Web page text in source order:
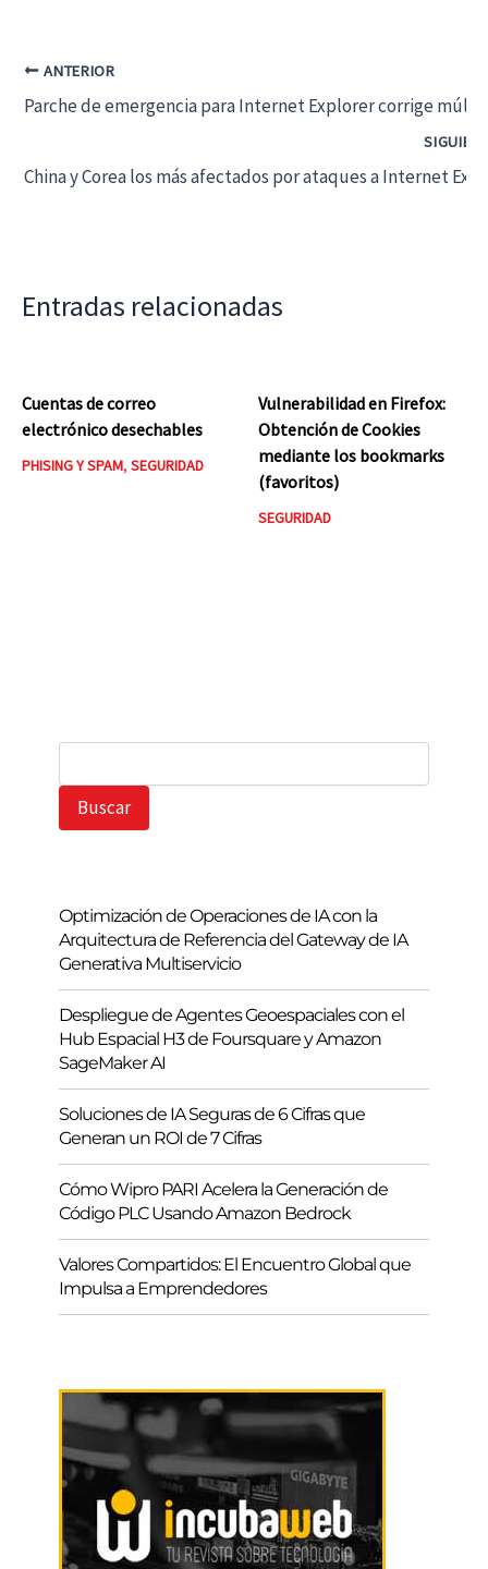
ANTERIOR
Parche de emergencia para Internet Explorer corrige
China y Corea los más afectados por ataques a Internet
Entradas relacionadas
Cuentas de correo
electrónico desechables
PHISING Y SPAM, SEGURIDAD
Vulnerabilidad en Firefox:
Obtención de Cookies
mediante los bookmarks
(favoritos)
SEGURIDAD
B
s
Buscar
Optimización de Operaciones de IA con la
Arquitectura de Referencia del Gateway de IA
Generativa Multiservicio
Despliegue de Agentes Geoespaciales con el
Hub Espacial H3 de Foursquare y Amazon
SageMaker AI
Soluciones de IA Seguras de 6 Cifras que
Generan un ROI de 7 Cifras
Cómo Wipro PARI Acelera la Generación de
Código PLC Usando Amazon Bedrock
Valores Compartidos: El Encuentro Global que
Impulsa a Emprendedores